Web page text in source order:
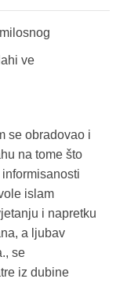
ve
se obradovao i
na tome što
islam
i napretku
a ljubav
se
iz dubine